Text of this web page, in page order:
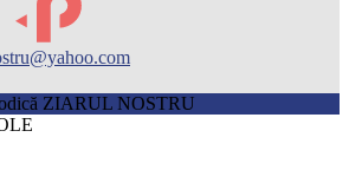
ZIARUL NOSTRU